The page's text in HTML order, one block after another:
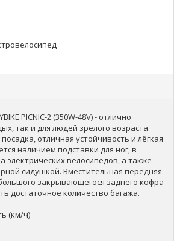
PICNIC-2 (350W-48V) - отлично
так и для людей зрелого возраста.
отличная устойчивость и лёгкая
наличием подставки для ног, в
электрических велосипедов, а также
сидушкой. Вместительная передняя
закрывающегося заднего кофра
достаточное количество багажа.
(км/ч)